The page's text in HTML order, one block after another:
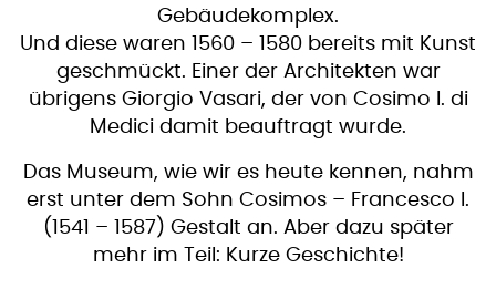
Gebäudekomplex.
Und diese waren 1560 – 1580 bereits mit Kunst
geschmückt. Einer der Architekten war
übrigens Giorgio Vasari, der von Cosimo I. di
Medici damit beauftragt wurde.
Das Museum, wie wir es heute kennen, nahm
erst unter dem Sohn Cosimos – Francesco I.
(1541 – 1587) Gestalt an. Aber dazu später
mehr im Teil: Kurze Geschichte!